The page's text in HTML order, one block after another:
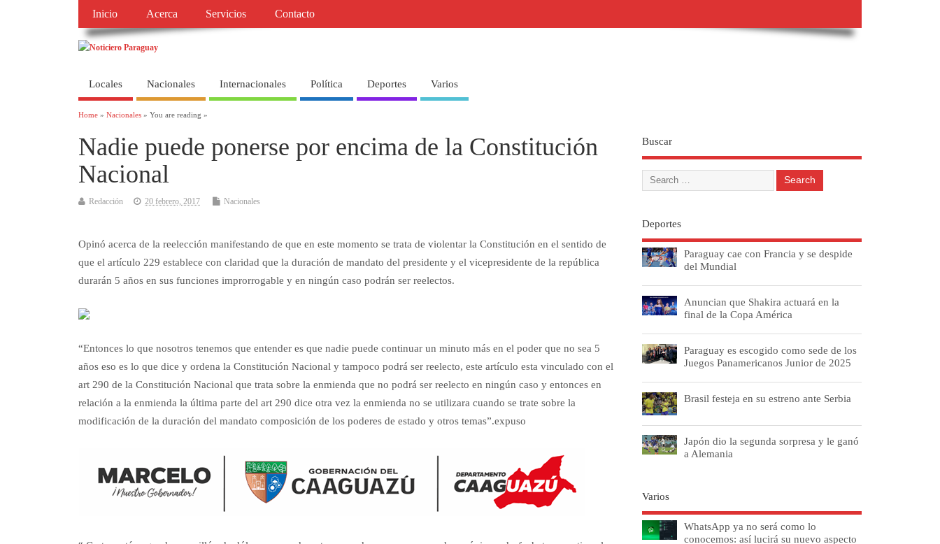
Inicio Acerca Servicios Contacto
Locales Nacionales Internacionales Política Deportes Varios
Home » Nacionales » You are reading »
Nadie puede ponerse por encima de la Constitución
Nacional
Redacción 20 febrero, 2017 Nacionales
Opinó acerca de la reelección manifestando de que en este momento se trata de violentar la Constitución en el sentido de
que el artículo 229 establece con claridad que la duración de mandato del presidente y el vicepresidente de la república
durarán 5 años en sus funciones improrrogable y en ningún caso podrán ser reelectos.
“Entonces lo que nosotros tenemos que entender es que nadie puede continuar un minuto más en el poder que no sea 5
años eso es lo que dice y ordena la Constitución Nacional y tampoco podrá ser reelecto, este artículo esta vinculado con el
art 290 de la Constitución Nacional que trata sobre la enmienda que no podrá ser reelecto en ningún caso y entonces en
relación a la enmienda la última parte del art 290 dice otra vez la enmienda no se utilizara cuando se trate sobre la
modificación de la duración del mandato composición de los poderes de estado y otros temas”.expuso
Buscar
Deportes
Paraguay cae con Francia y se despide
del Mundial
Anuncian que Shakira actuará en la
final de la Copa América
Paraguay es escogido como sede de los
Juegos Panamericanos Junior de 2025
Brasil festeja en su estreno ante Serbia
Japón dio la segunda sorpresa y le ganó
a Alemania
Varios
WhatsApp ya no será como lo
conocemos: así lucirá su nuevo aspecto